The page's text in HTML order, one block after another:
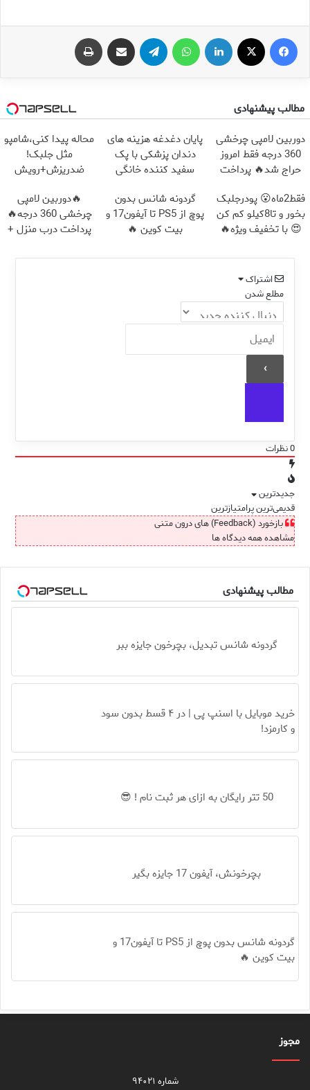
فیس بوک لینکدین تلگرام اشتراک گذاری از طریق ایمیل
مطالب پیشنهادی
دوربین لامپی چرخشی
360 درجه فقط امروز
حراج شد🔥 پرداخت
پایان دغدغه هزینه های
دندان پزشکی با پک
سفید کننده خانگی
محاله پیدا کنی،شامپو
مثل جلبک!
ضدریزش+رویش
فقط2ماه😮 پودرجلبک
بخور و تا8کیلو کم کن
😍 با تخفیف ویژه🔥
گردونه شانس بدون
پوچ از PS5 تا آیفون17 و
بیت کوین 🔥
🔥دوربین لامپی
چرخشی 360 درجه🔥
پرداخت درب منزل +
اشتراک
مطلع شدن
0نظرات
جدیدترین
قدیمی‌ترینپرامتیازترین
بازخورد (Feedback) های درون متنی
مشاهده همه دیدگاه ها
مطالب پیشنهادی
گردونه شانس تبدیل، بچرخون جایزه ببر
خرید موبایل با اسنپ پی | در ۴ قسط بدون سود
و کارمزد!
50 تتر رایگان به ازای هر ثبت نام ! 😎
بچرخونش، آیفون 17 جایزه بگیر
گردونه شانس بدون پوچ از PS5 تا آیفون17 و
بیت کوین 🔥
مجوز
شماره ۹۴۰۲۱